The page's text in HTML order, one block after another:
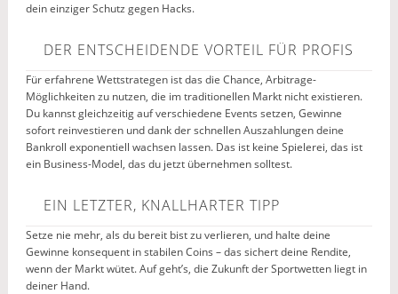
dein einziger Schutz gegen Hacks.
DER ENTSCHEIDENDE VORTEIL FÜR PROFIS
Für erfahrene Wettstrategen ist das die Chance, Arbitrage-
Möglichkeiten zu nutzen, die im traditionellen Markt nicht existieren.
Du kannst gleichzeitig auf verschiedene Events setzen, Gewinne
sofort reinvestieren und dank der schnellen Auszahlungen deine
Bankroll exponentiell wachsen lassen. Das ist keine Spielerei, das ist
ein Business-Model, das du jetzt übernehmen solltest.
EIN LETZTER, KNALLHARTER TIPP
Setze nie mehr, als du bereit bist zu verlieren, und halte deine
Gewinne konsequent in stabilen Coins – das sichert deine Rendite,
wenn der Markt wütet. Auf geht’s, die Zukunft der Sportwetten liegt in
deiner Hand.